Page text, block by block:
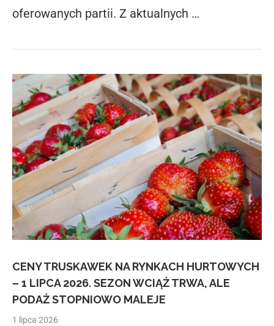
oferowanych partii. Z aktualnych …
CENY TRUSKAWEK NA RYNKACH HURTOWYCH
– 1 LIPCA 2026. SEZON WCIĄŻ TRWA, ALE
PODAŻ STOPNIOWO MALEJE
1 lipca 2026